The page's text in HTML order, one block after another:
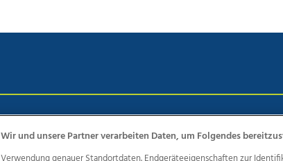
Wir und unsere Partner verarbeiten Daten, um Folgendes